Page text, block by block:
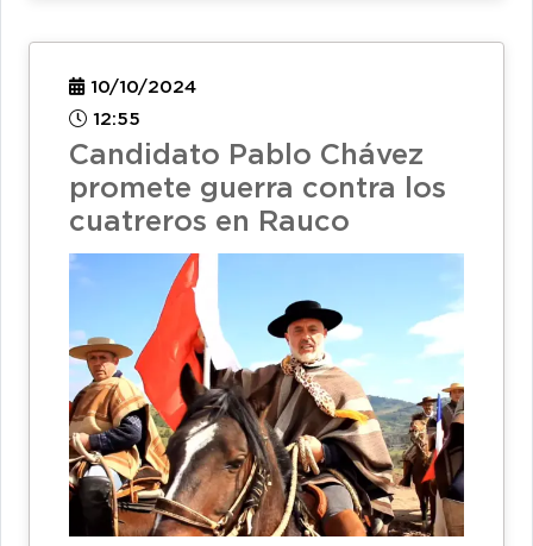
10/10/2024
12:55
Candidato Pablo Chávez
promete guerra contra los
cuatreros en Rauco